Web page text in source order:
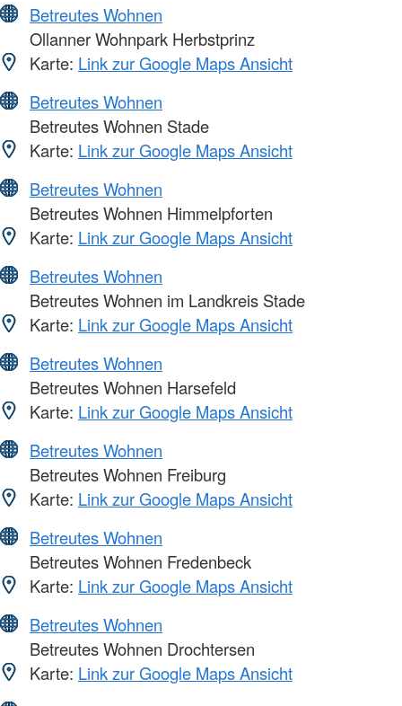
Betreutes Wohnen
Ollanner Wohnpark Herbstprinz
Karte: Link zur Google Maps Ansicht
Betreutes Wohnen
Betreutes Wohnen Stade
Karte: Link zur Google Maps Ansicht
Betreutes Wohnen
Betreutes Wohnen Himmelpforten
Karte: Link zur Google Maps Ansicht
Betreutes Wohnen
Betreutes Wohnen im Landkreis Stade
Karte: Link zur Google Maps Ansicht
Betreutes Wohnen
Betreutes Wohnen Harsefeld
Karte: Link zur Google Maps Ansicht
Betreutes Wohnen
Betreutes Wohnen Freiburg
Karte: Link zur Google Maps Ansicht
Betreutes Wohnen
Betreutes Wohnen Fredenbeck
Karte: Link zur Google Maps Ansicht
Betreutes Wohnen
Betreutes Wohnen Drochtersen
Karte: Link zur Google Maps Ansicht